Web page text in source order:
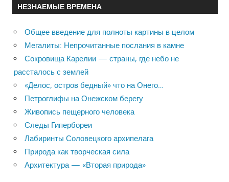
по
записям
НЕЗНАЕМЫЕ ВРЕМЕНА
Общее введение для полноты картины в целом
Мегалиты: Непрочитанные послания в камне
Сокровища Карелии — страны, где небо не
рассталось с землей
«Делос, остров бедный» что на Онего…
Петроглифы на Онежском берегу
Живопись пещерного человека
Следы Гипербореи
Лабиринты Соловецкого архипелага
Природа как творческая сила
Архитектура — «Вторая природа»